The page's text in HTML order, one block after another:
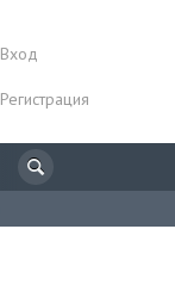
Вход
Регистрация